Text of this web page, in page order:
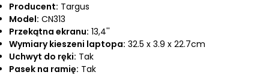
Producent: Targus
Model: CN313
Przekątna ekranu: 13,4''
Wymiary kieszeni laptopa: 32.5 x 3.9 x 22.7cm
Uchwyt do ręki: Tak
Pasek na ramię: Tak